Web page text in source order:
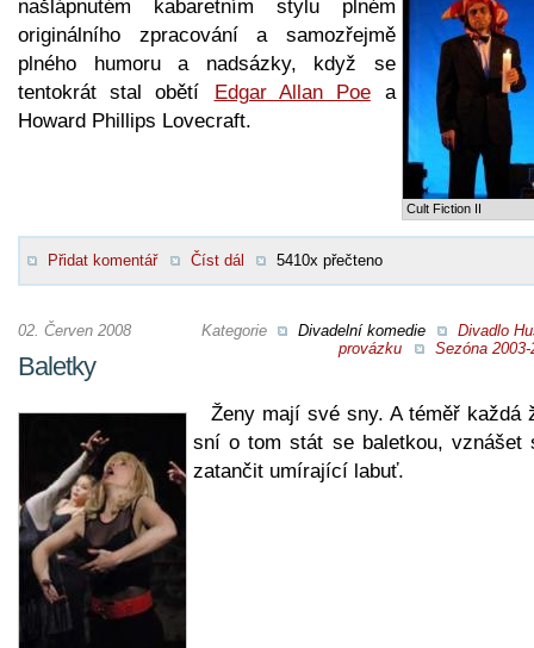
Cult Fiction II
našlápnutém kabaretním stylu plném
originálního zpracování a samozřejmě
plného humoru a nadsázky, když se
tentokrát stal obětí
Edgar Allan Poe a
Howard Phillips Lovecraft.
Přidat komentář Číst dál 5410x přečteno
Kategorie Divadelní komedie
Divadlo
provázku
Sezóna 2003-
02. Červen 2008
Baletky
Ženy mají své sny. A téměř každá
sní o tom stát se baletkou, vznášet
zatančit umírající labuť.